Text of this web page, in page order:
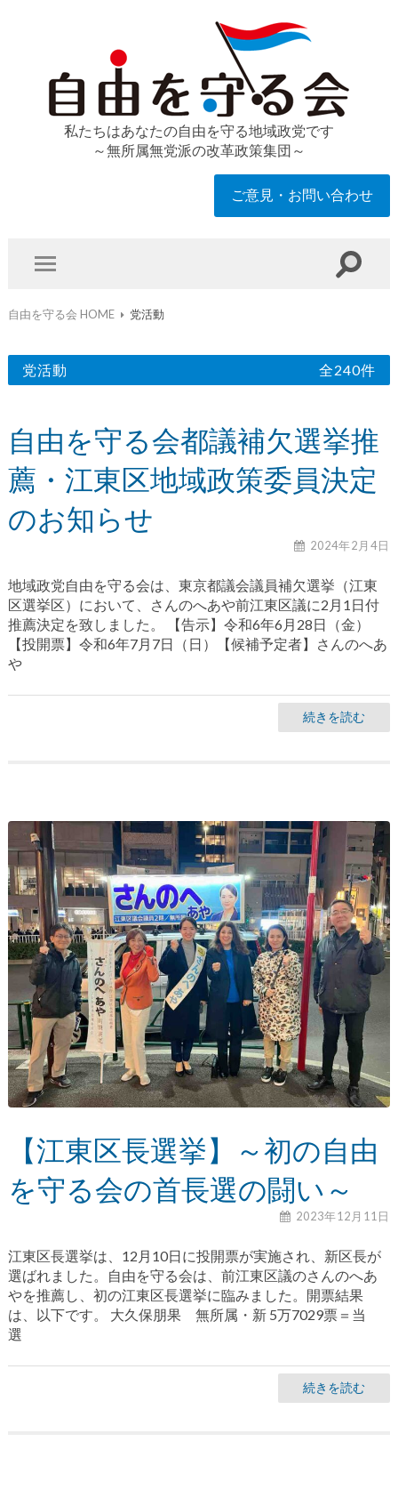
私たちはあなたの自由を守る地域政党です
～無所属無党派の改革政策集団～
ご意見・お問い合わせ
自由を守る会 HOME 党活動
党活動 全240件
自由を守る会都議補欠選挙推
薦・江東区地域政策委員決定
のお知らせ
2024年2月4日
地域政党自由を守る会は、東京都議会議員補欠選挙（江東
区選挙区）において、さんのへあや前江東区議に2月1日付
推薦決定を致しました。 【告示】令和6年6月28日（金）
【投開票】令和6年7月7日（日）【候補予定者】さんのへあ
や
続きを読む
【江東区長選挙】～初の自由
を守る会の首長選の闘い～
2023年12月11日
江東区長選挙は、12月10日に投開票が実施され、新区長が
選ばれました。自由を守る会は、前江東区議のさんのへあ
やを推薦し、初の江東区長選挙に臨みました。開票結果
は、以下です。 大久保朋果 無所属・新 5万7029票＝当
選
続きを読む